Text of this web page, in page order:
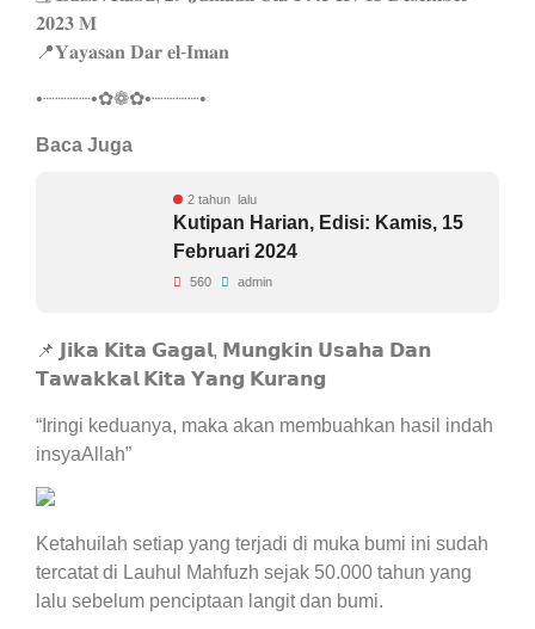
𝟐𝟎𝟐𝟑 𝐌
📍𝐘𝐚𝐲𝐚𝐬𝐚𝐧 𝐃𝐚𝐫 𝐞𝐥-𝐈𝐦𝐚𝐧
•┈┈┈┈•✿❁✿•┈┈┈┈•
Baca Juga
2 tahun lalu
Kutipan Harian, Edisi: Kamis, 15
Februari 2024
560 admin
📌 𝗝𝗶𝗸𝗮 𝗞𝗶𝘁𝗮 𝗚𝗮𝗴𝗮𝗹, 𝗠𝘂𝗻𝗴𝗸𝗶𝗻 𝗨𝘀𝗮𝗵𝗮 𝗗𝗮𝗻
𝗧𝗮𝘄𝗮𝗸𝗸𝗮𝗹 𝗞𝗶𝘁𝗮 𝗬𝗮𝗻𝗴 𝗞𝘂𝗿𝗮𝗻𝗴
“Iringi keduanya, maka akan membuahkan hasil indah
insyaAllah”
Ketahuilah setiap yang terjadi di muka bumi ini sudah
tercatat di Lauhul Mahfuzh sejak 50.000 tahun yang
lalu sebelum penciptaan langit dan bumi.